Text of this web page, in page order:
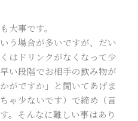
大事です。
う場合が多いですが、だい
はドリンクがなくなって少
い段階でお相手の飲み物が
がですか」と聞いてあげま
ゃ少ないです）で締め（言
。そんなに難しい事はあり